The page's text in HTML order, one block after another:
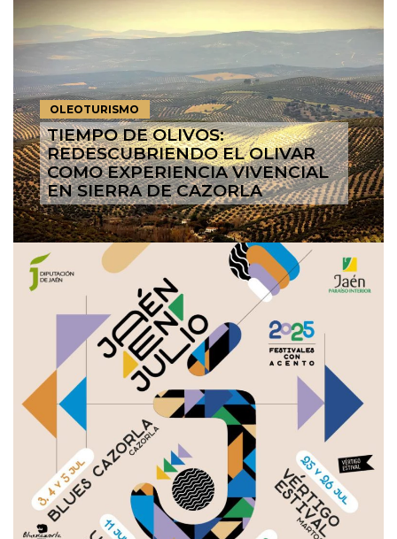
OLEOTURISMO
TIEMPO DE OLIVOS:
REDESCUBRIENDO EL OLIVAR
COMO EXPERIENCIA VIVENCIAL
EN SIERRA DE CAZORLA